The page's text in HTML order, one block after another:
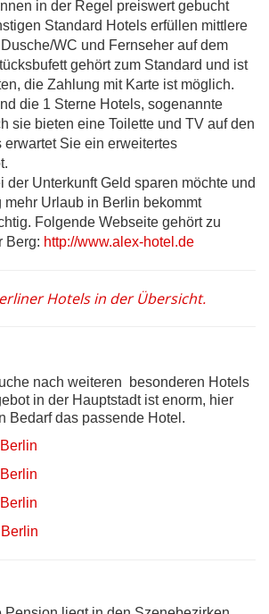
in der Regel preiswert gebucht
Standard Hotels erfüllen mittlere
WC und Fernseher auf dem
gehört zum Standard und ist
die Zahlung mit Karte ist möglich.
die 1 Sterne Hotels, sogenannte
sie bieten eine Toilette und TV auf den
erwartet Sie ein erweitertes
der Unterkunft Geld sparen möchte und
mehr Urlaub in Berlin bekommt
Folgende Webseite gehört zu
Berg: http://www.alex-hotel.de
Hotels in der Übersicht.
nach weiteren besonderen Hotels
in der Hauptstadt ist enorm, hier
Bedarf das passende Hotel.